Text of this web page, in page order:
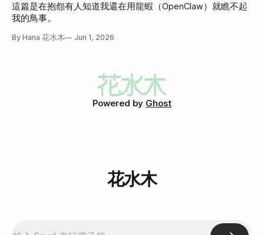
這篇是在抱怨有人知道我還在用龍蝦（OpenClaw）就瞧不起
我的鳥事。
By Hana 花水木 Jun 1, 2026
Powered by Ghost
花水木